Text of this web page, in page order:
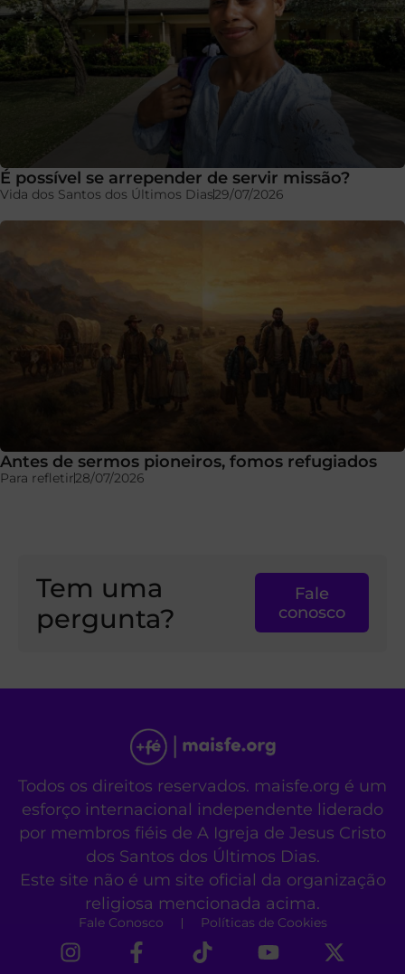
É possível se arrepender de servir missão?
Vida dos Santos dos Últimos Dias29/07/2026
Antes de sermos pioneiros, fomos refugiados
Para refletir28/07/2026
Tem uma
pergunta?
Fale
conosco
Todos os direitos reservados. maisfe.org é um
esforço internacional independente liderado
por membros fiéis de A Igreja de Jesus Cristo
dos Santos dos Últimos Dias.
Este site não é um site oficial da organização
religiosa mencionada acima.
Fale Conosco Políticas de Cookies